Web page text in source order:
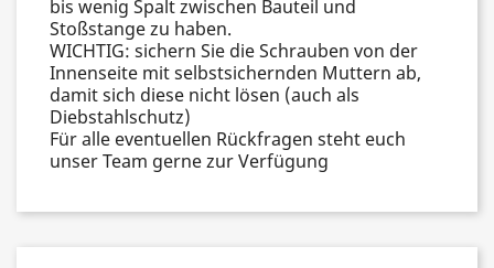
bis wenig Spalt zwischen Bauteil und
Stoßstange zu haben.
WICHTIG: sichern Sie die Schrauben von der
Innenseite mit selbstsichernden Muttern ab,
damit sich diese nicht lösen (auch als
Diebstahlschutz)
Für alle eventuellen Rückfragen steht euch
unser Team gerne zur Verfügung